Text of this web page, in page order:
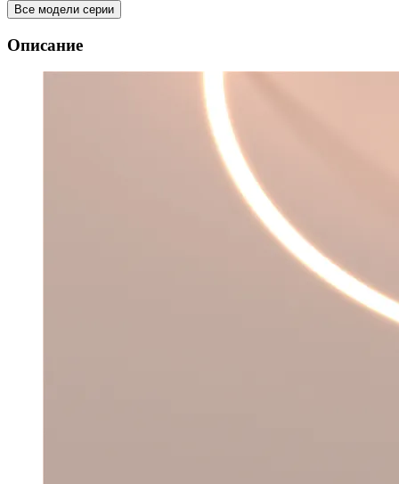
Все модели серии
Описание